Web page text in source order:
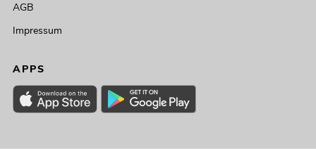
AGB
Impressum
APPS